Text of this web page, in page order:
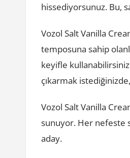
hissediyorsunuz. Bu,
Vozol Salt Vanilla
temposuna sahip
keyifle kullanabilirsiniz.
çıkarmak
Vozol Salt Vanilla
sunuyor. Her nefeste
aday.